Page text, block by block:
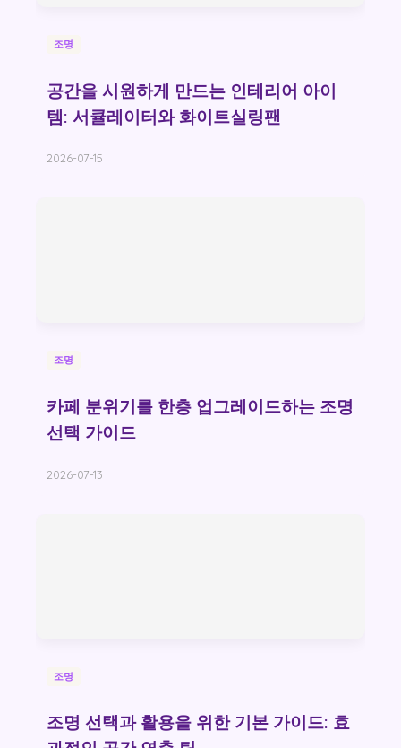
조명
공간을 시원하게 만드는 인테리어 아이
템: 서큘레이터와 화이트실링팬
2026-07-15
조명
카페 분위기를 한층 업그레이드하는 조명
선택 가이드
2026-07-13
조명
조명 선택과 활용을 위한 기본 가이드: 효